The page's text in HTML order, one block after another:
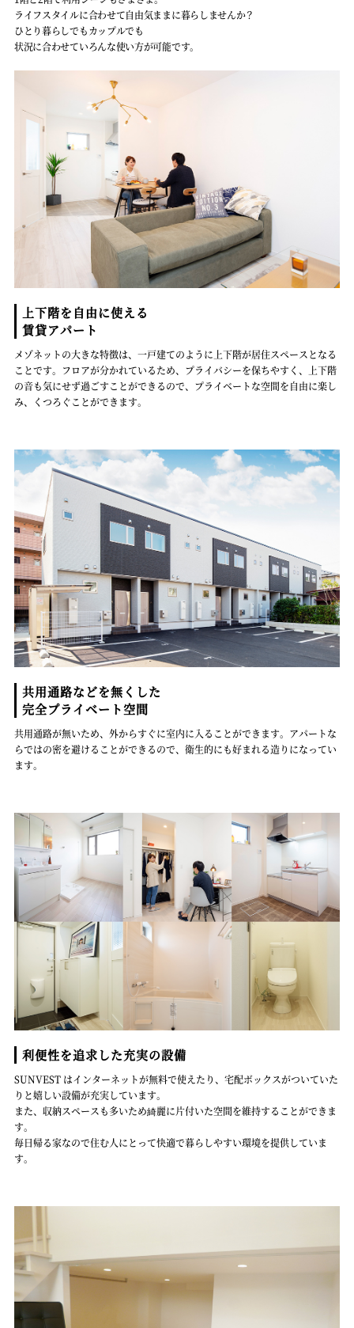
ライフスタイルに合わせて自由気ままに暮らしませんか？
ひとり暮らしでもカップルでも
状況に合わせていろんな使い方が可能です。
上下階を自由に使える
賃貸アパート
メゾネットの大きな特徴は、一戸建てのように上下階が居住スペースとなる
ことです。フロアが分かれているため、プライバシーを保ちやすく、上下階
の音も気にせず過ごすことができるので、プライベートな空間を自由に楽し
み、くつろぐことができます。
共用通路などを無くした
完全プライベート空間
共用通路が無いため、外からすぐに室内に入ることができます。アパートな
らではの密を避けることができるので、衛生的にも好まれる造りになってい
ます。
利便性を追求した充実の設備
SUNVEST はインターネットが無料で使えたり、宅配ボックスがついていた
りと嬉しい設備が充実しています。
また、収納スペースも多いため綺麗に片付いた空間を維持することができま
す。
毎日帰る家なので住む人にとって快適で暮らしやすい環境を提供していま
す。